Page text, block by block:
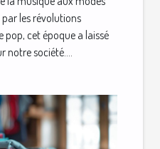
les révolutions
cet époque a laissé
notre société....